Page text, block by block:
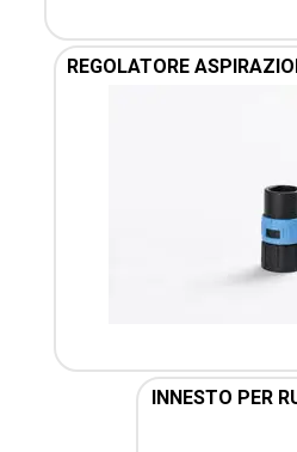
REGOLATORE
INNESTO PER